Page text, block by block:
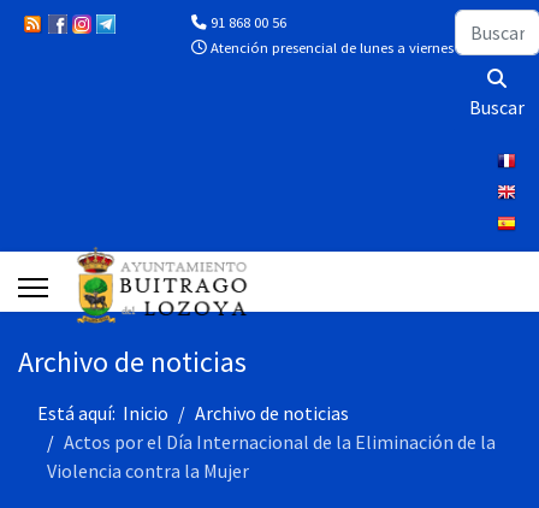
91 868 00 56
Atención presencial de lunes a viernes de 10:00 a
Buscar
Buscar
Archivo de noticias
Está aquí: Inicio
Archivo de noticias
Actos por el Día Internacional de la Eliminación de la
Violencia contra la Mujer‎